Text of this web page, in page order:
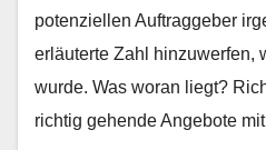
potenziellen Auftraggeber
erläuterte Zahl hinzuwerfen,
wurde. Was woran liegt?
richtig gehende Angebote